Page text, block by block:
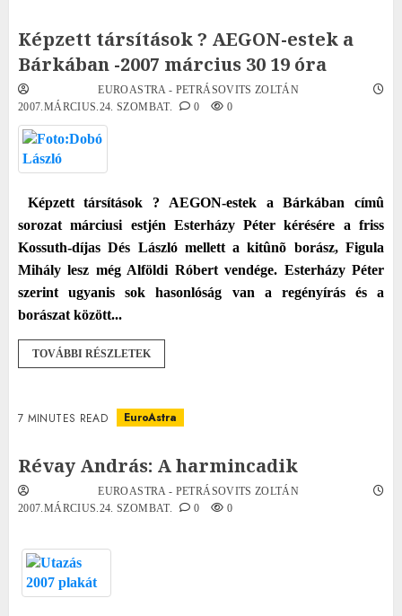
Képzett társítások ? AEGON-estek a
Bárkában -2007 március 30 19 óra
EUROASTRA - PETRÁSOVITS ZOLTÁN
2007.MÁRCIUS.24. SZOMBAT.
0 0
Képzett társítások ? AEGON-estek a Bárkában címû
sorozat márciusi estjén Esterházy Péter kérésére a friss
Kossuth-díjas Dés László mellett a kitûnõ borász, Figula
Mihály lesz még Alföldi Róbert vendége. Esterházy Péter
szerint ugyanis sok hasonlóság van a regényírás és a
borászat között...
TOVÁBBI RÉSZLETEK
7 MINUTES READ EuroAstra
Révay András: A harmincadik
EUROASTRA - PETRÁSOVITS ZOLTÁN
2007.MÁRCIUS.24. SZOMBAT.
0 0